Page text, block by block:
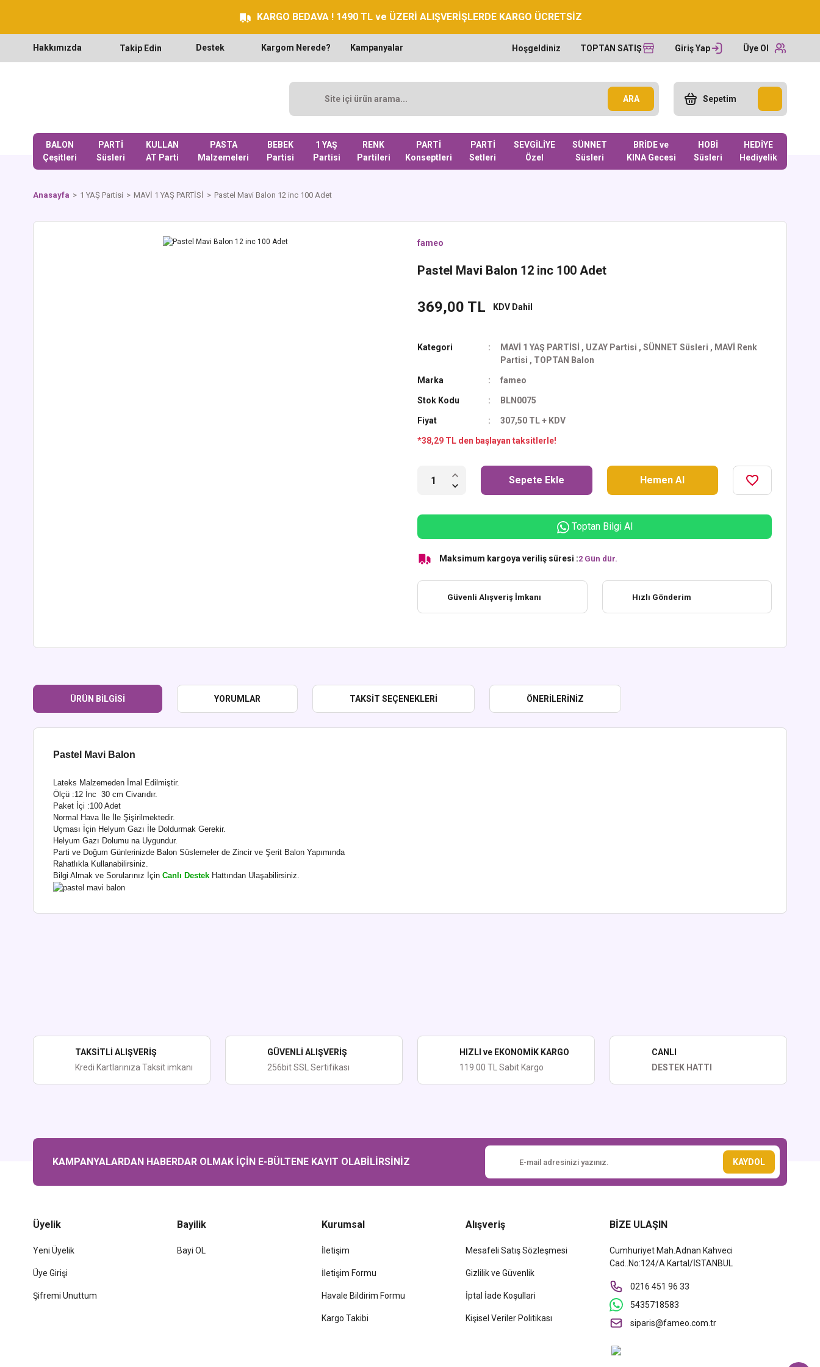
KARGO BEDAVA ! 1490 TL ve ÜZERİ ALIŞVERİŞLERDE KARGO ÜCRETSİZ
Hakkımızda Takip Edin Destek Kargom Nerede? Kampanyalar Hoşgeldiniz TOPTAN SATIŞ Giriş Yap Üye Ol
ARA Sepetim
BALON
Çeşitleri
PARTİ
Süsleri
KULLAN
AT Parti
PASTA
Malzemeleri
BEBEK
Partisi
1 YAŞ
Partisi
RENK
Partileri
PARTİ
Konseptleri
PARTİ
Setleri
SEVGİLİYE
Özel
SÜNNET
Süsleri
BRİDE ve
KINA Gecesi
HOBİ
Süsleri
HEDİYE
Hediyelik
Anasayfa 1 YAŞ Partisi MAVİ 1 YAŞ PARTİSİ Pastel Mavi Balon 12 inc 100 Adet
fameo
Pastel Mavi Balon 12 inc 100 Adet
369,00 TL KDV Dahil
Kategori MAVİ 1 YAŞ PARTİSİ , UZAY Partisi ,SÜNNET Süsleri , MAVİ Renk
Partisi , TOPTAN Balon
Marka fameo
Stok Kodu BLN0075
Fiyat 307,50 TL + KDV
*38,29 TL den başlayan taksitlerle!
Sepete Ekle Hemen Al
Toptan Bilgi Al
Maksimum kargoya veriliş süresi :2 Gün dür.
Güvenli Alışveriş İmkanı Hızlı Gönderim
ÜRÜN BILGISI YORUMLAR TAKSIT SEÇENEKLERI ÖNERILERINIZ
Pastel Mavi Balon
Lateks Malzemeden İmal Edilmiştir.
Ölçü :12 İnc 30 cm Civarıdır.
Paket İçi :100 Adet
Normal Hava İle İle Şişirilmektedir.
Uçması İçin Helyum Gazı İle Doldurmak Gerekir.
Helyum Gazı Dolumu na Uygundur.
Parti ve Doğum Günlerinizde Balon Süslemeler de Zincir ve Şerit Balon Yapımında
Rahatlıkla Kullanabilirsiniz.
Bilgi Almak ve Sorularınız İçin Canlı Destek Hattından Ulaşabilirsiniz.
Ürün fiyatı diğer sitelerden daha pahalı.
Bu ürüne benzer farklı alternatifler olmalı.
TAKSİTLİ ALIŞVERİŞ
Kredi Kartlarınıza Taksit imkanı
GÜVENLİ ALIŞVERİŞ
256bit SSL Sertifikası
HIZLI ve EKONOMİK KARGO
119.00 TL Sabit Kargo
CANLI
DESTEK HATTI
KAMPANYALARDAN HABERDAR OLMAK İÇİN E-BÜLTENE KAYIT OLABİLİRSİNİZ KAYDOL
Üyelik
Yeni Üyelik
Üye Girişi
Şifremi Unuttum
Bayilik
Bayi OL
Kurumsal
İletişim
İletişim Formu
Havale Bildirim Formu
Kargo Takibi
Alışveriş
Mesafeli Satış Sözleşmesi
Gizlilik ve Güvenlik
İptal İade Koşullari
Kişisel Veriler Politikası
BİZE ULAŞIN
Cumhuriyet Mah.Adnan Kahveci
Cad..No:124/A Kartal/İSTANBUL
0216 451 96 33
5435718583
siparis@fameo.com.tr